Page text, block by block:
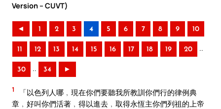
Version – CUVT)
◄ 1 2 3 4 5 6 7 8 9 10
11 12 13 14 15 16 17 18 19 20 ..
30 .. 34 ►
1
「以色列人哪﹐現在你們要聽我所教訓你們行的律例典
章﹐好叫你們活著﹐得以進去﹐取得永恆主你們列祖的上帝